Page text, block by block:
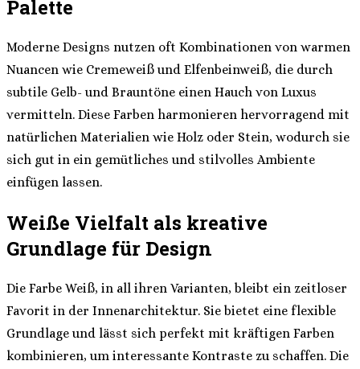
Palette
Moderne Designs nutzen oft Kombinationen von warmen
Nuancen wie Cremeweiß und Elfenbeinweiß, die durch
subtile Gelb- und Brauntöne einen Hauch von Luxus
vermitteln. Diese Farben harmonieren hervorragend mit
natürlichen Materialien wie Holz oder Stein, wodurch sie
sich gut in ein gemütliches und stilvolles Ambiente
einfügen lassen.
Weiße Vielfalt als kreative
Grundlage für Design
Die Farbe Weiß, in all ihren Varianten, bleibt ein zeitloser
Favorit in der Innenarchitektur. Sie bietet eine flexible
Grundlage und lässt sich perfekt mit kräftigen Farben
kombinieren, um interessante Kontraste zu schaffen. Die